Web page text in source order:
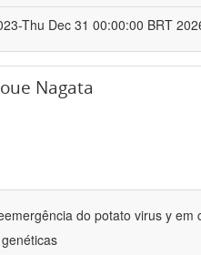
Thu Dec 31 00:00:00 BRT
Nagata
do potato virus y